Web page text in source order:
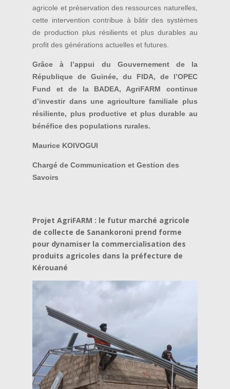
agricole et préservation des ressources naturelles,
cette intervention contribue à bâtir des systèmes
de production plus résilients et plus durables au
profit des générations actuelles et futures.
Grâce à l’appui du Gouvernement de la
République de Guinée, du FIDA, de l’OPEC
Fund et de la BADEA, AgriFARM continue
d’investir dans une agriculture familiale plus
résiliente, plus productive et plus durable au
bénéfice des populations rurales.
Maurice KOIVOGUI
Chargé de Communication et Gestion des
Savoirs
Projet AgriFARM : le futur marché agricole
de collecte de Sanankoroni prend forme
pour dynamiser la commercialisation des
produits agricoles dans la préfecture de
Kérouané